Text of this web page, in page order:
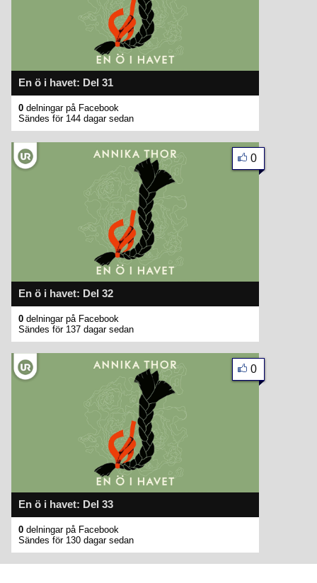
En ö i havet: Del 31
0 delningar på Facebook
Sändes för 144 dagar sedan
En ö i havet: Del 32
0
0 delningar på Facebook
Sändes för 137 dagar sedan
En ö i havet: Del 33
0
0 delningar på Facebook
Sändes för 130 dagar sedan